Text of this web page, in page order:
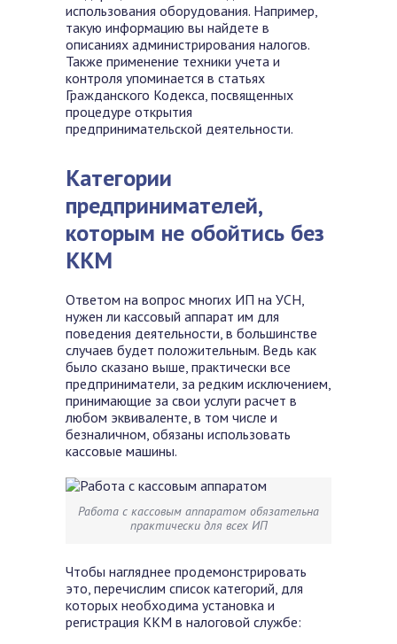
использования оборудования. Например,
такую информацию вы найдете в
описаниях администрирования налогов.
Также применение техники учета и
контроля упоминается в статьях
Гражданского Кодекса, посвященных
процедуре открытия
предпринимательской деятельности.
Категории
предпринимателей,
которым не обойтись без
ККМ
Ответом на вопрос многих ИП на УСН,
нужен ли кассовый аппарат им для
поведения деятельности, в большинстве
случаев будет положительным. Ведь как
было сказано выше, практически все
предприниматели, за редким исключением,
принимающие за свои услуги расчет в
любом эквиваленте, в том числе и
безналичном, обязаны использовать
кассовые машины.
Работа с кассовым аппаратом обязательна
практически для всех ИП
Чтобы нагляднее продемонстрировать
это, перечислим список категорий, для
которых необходима установка и
регистрация ККМ в налоговой службе: